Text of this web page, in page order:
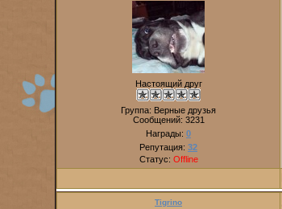
Настоящий друг
Группа: Верные друзья
Сообщений: 3231
Награды: 0
Репутация: 32
Статус: Offline
Tigrino